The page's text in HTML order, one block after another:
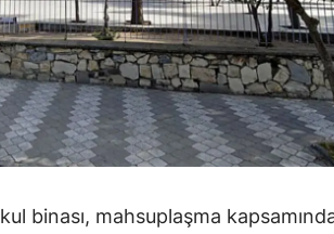
Bartın
Ardahan
Iğdır
Yalova
binası, mahsuplaşma